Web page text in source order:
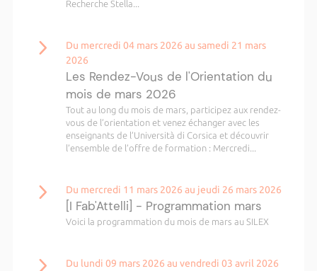
Recherche Stella...
Du mercredi 04 mars 2026 au samedi 21 mars
2026
Les Rendez-Vous de l'Orientation du
mois de mars 2026
Tout au long du mois de mars, participez aux rendez-
vous de l’orientation et venez échanger avec les
enseignants de l’Università di Corsica et découvrir
l’ensemble de l’offre de formation : Mercredi...
Du mercredi 11 mars 2026 au jeudi 26 mars 2026
[I Fab'Attelli] - Programmation mars
Voici la programmation du mois de mars au SILEX
Du lundi 09 mars 2026 au vendredi 03 avril 2026